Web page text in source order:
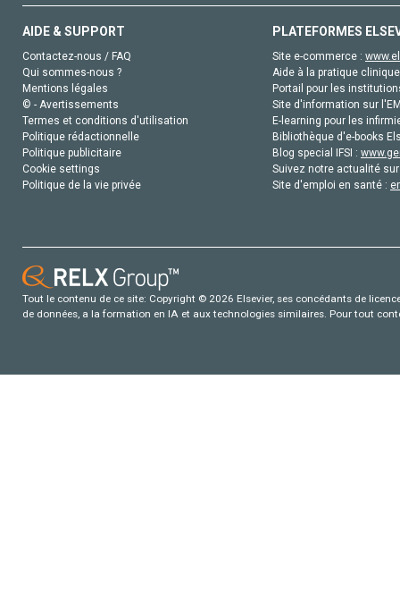
AIDE & SUPPORT
Contactez-nous / FAQ
Qui sommes-nous ?
Mentions légales
© - Avertissements
Termes et conditions d'utilisation
Politique rédactionnelle
Politique publicitaire
Cookie settings
Politique de la vie privée
PLATEFORMES
Site e-commerce :
Aide à la pratique
Portail pour les
Site d'information sur
E-learning pour les
Bibliothèque d'e-books
Blog special IFSI :
Suivez notre actualité
Site d'emploi en santé :
Tout le contenu de ce site: Copyright © 2026 Elsevier, ses concédants de
de données, a la formation en IA et aux technologies similaires. Pour tout